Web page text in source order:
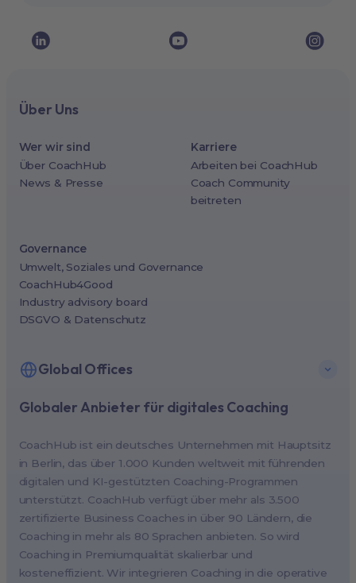
Globaler Anbieter für digitales Coaching
CoachHub ist ein deutsches Unternehmen mit Hauptsitz
in Berlin, das über 1.000 Kunden weltweit mit führenden
digitalen und KI-gestützten Coaching-Programmen
unterstützt. CoachHub verfügt über mehr als 3.500
zertifizierte Business Coaches in über 90 Ländern, die
Coaching in mehr als 80 Sprachen anbieten. So wird
Coaching in Premiumqualität skalierbar und
kosteneffizient. Wir integrieren Coaching in die operative
Über Uns
Wer wir sind
Über CoachHub
News & Presse
Karriere
Arbeiten bei CoachHub
Coach Community
beitreten
Governance
Umwelt, Soziales und Governance
CoachHub4Good
Industry advisory board
DSGVO & Datenschutz
Global Offices
New York, USA (North America HQ)
London, UK
Paris, France
Melbourne, Australia
Amsterdam, Netherlands
Milan, Italy